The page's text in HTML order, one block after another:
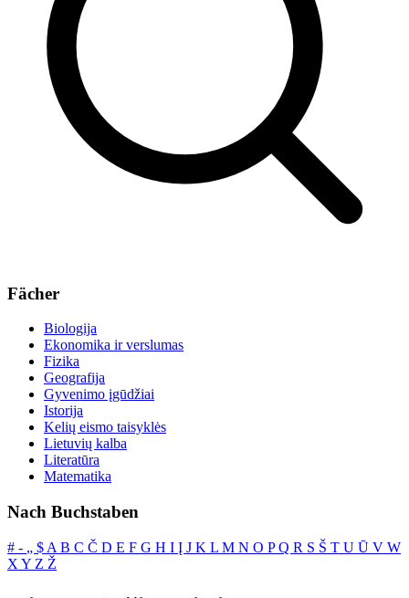
Fächer
Biologija
Ekonomika ir verslumas
Fizika
Geografija
Gyvenimo įgūdžiai
Istorija
Kelių eismo taisyklės
Lietuvių kalba
Literatūra
Matematika
Nach Buchstaben
# ‐ „ $ A B C Č D E F G H I Į J K L M N O PQ R S Š T U Ū V W
X Y Z Ž